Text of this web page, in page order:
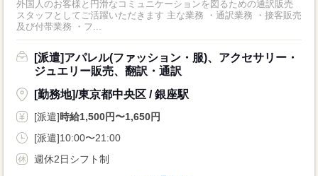
外国人のお客様と円滑なコミュニケーションを図るための通訳販売
スタッフとしてご活躍いただきます 主な業務 ・通訳業務 ・接客販売
及び付帯業務 ・フ...
[派遣]アパレル(ファッション・服)、アクセサリー・
ジュエリー販売、翻訳・通訳
[勤務地]/東京都中央区 / 銀座駅
[派遣]時給1,500円〜1,650円
[派遣]10:00〜21:00
週休2日シフト制